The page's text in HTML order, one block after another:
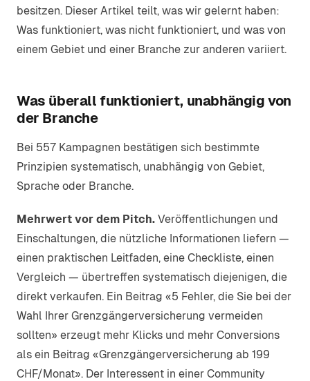
besitzen. Dieser Artikel teilt, was wir gelernt haben:
Was funktioniert, was nicht funktioniert, und was von
einem Gebiet und einer Branche zur anderen variiert.
Was überall funktioniert, unabhängig von
der Branche
Bei 557 Kampagnen bestätigen sich bestimmte
Prinzipien systematisch, unabhängig von Gebiet,
Sprache oder Branche.
Mehrwert vor dem Pitch. Veröffentlichungen und
Einschaltungen, die nützliche Informationen liefern —
einen praktischen Leitfaden, eine Checkliste, einen
Vergleich — übertreffen systematisch diejenigen, die
direkt verkaufen. Ein Beitrag «5 Fehler, die Sie bei der
Wahl Ihrer Grenzgängerversicherung vermeiden
sollten» erzeugt mehr Klicks und mehr Conversions
als ein Beitrag «Grenzgängerversicherung ab 199
CHF/Monat». Der Interessent in einer Community